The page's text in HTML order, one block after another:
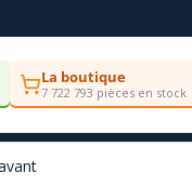
La boutique
7 722 793 pièces en stock